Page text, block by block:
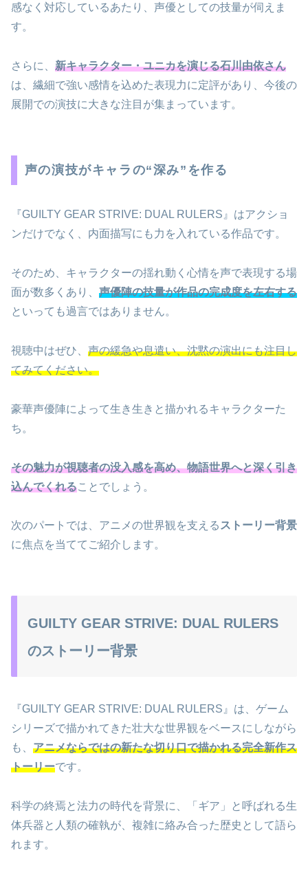
感なく対応しているあたり、声優としての技量が伺えま
す。
さらに、 新キャラクター・ユニカを演じる石川由依さん
は、繊細で強い感情を込めた表現力に定評があり、今後の
展開での演技に大きな注目が集まっています。
声の演技がキャラの“深み”を作る
『GUILTY GEAR STRIVE: DUAL RULERS』はアクショ
ンだけでなく、内面描写にも力を入れている作品です。
そのため、キャラクターの揺れ動く心情を声で表現する場
面が数多くあり、 声優陣の技量が作品の完成度を左右する
といっても過言ではありません。
視聴中はぜひ、 声の緩急や息遣い、沈黙の演出にも注目し
てみてください。
豪華声優陣によって生き生きと描かれるキャラクターた
ち。
その魅力が視聴者の没入感を高め、物語世界へと深く引き
込んでくれることでしょう。
次のパートでは、アニメの世界観を支える ストーリー背景
に焦点を当ててご紹介します。
GUILTY GEAR STRIVE: DUAL RULERS
のストーリー背景
『GUILTY GEAR STRIVE: DUAL RULERS』は、ゲーム
シリーズで描かれてきた壮大な世界観をベースにしながら
も、 アニメならではの新たな切り口で描かれる完全新作ス
トーリーです。
科学の終焉と法力の時代を背景に、「ギア」と呼ばれる生
体兵器と人類の確執が、複雑に絡み合った歴史として語ら
れます。